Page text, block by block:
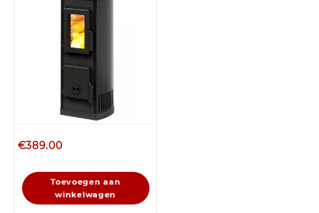
€389.00
Toevoegen aan
winkelwagen